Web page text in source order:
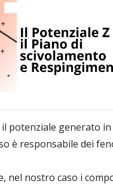
il potenziale generato
è responsabile dei
nel nostro caso i